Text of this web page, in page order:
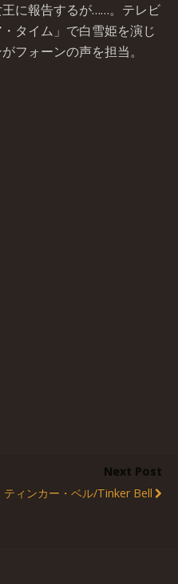
に報告するが……。テレビ
タイム」で白雪姫を演じ
フォーンの声を担当。
Next Post
ティンカー・ベル/Tinker Bell